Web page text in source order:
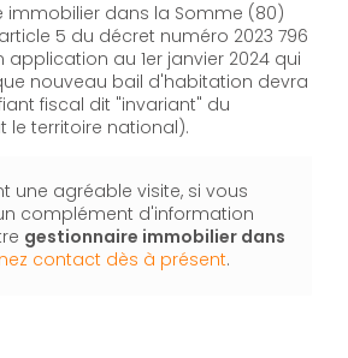
immobilier dans la Somme (80)
5 du décret numéro 2023 796
application au 1er janvier 2024 qui
nouveau bail d'habitation devra
fiscal dit "invariant" du
le territoire national).
une agréable visite, si vous
complément d'information
gestionnaire immobilier dans
contact dès à présent.